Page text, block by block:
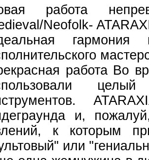
работа
Neofolk-
гармония
работа Во
и,
к которым
или